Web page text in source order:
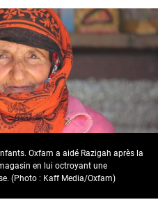
Oxfam a aidé Razigah après la
en lui octroyant une
(Photo : Kaff Media/Oxfam)